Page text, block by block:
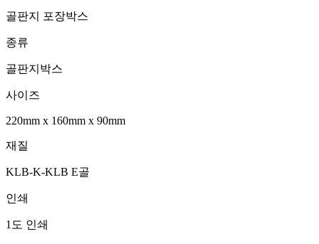
골판지 포장박스
종류
골판지박스
사이즈
220mm x 160mm x 90mm
재질
KLB-K-KLB E골
인쇄
1도 인쇄